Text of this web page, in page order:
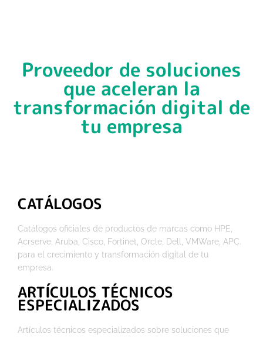
Proveedor de soluciones
que aceleran la
transformación digital de
tu empresa
CATÁLOGOS
Catálogos oficiales de productos de marcas como HPE,
Acrserve, Aruba, Cisco, Fortinet, Orcle, Dell, VMWare, APC.
para el crecimiento y transformación digital de tu
empresa.
ARTÍCULOS TÉCNICOS
ESPECIALIZADOS
Artículos técnicos especializados sobre soluciones que